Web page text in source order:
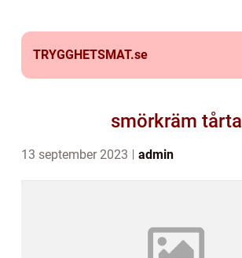
TRYGGHETSMAT.se
smörkräm tårta
13 september 2023 admin